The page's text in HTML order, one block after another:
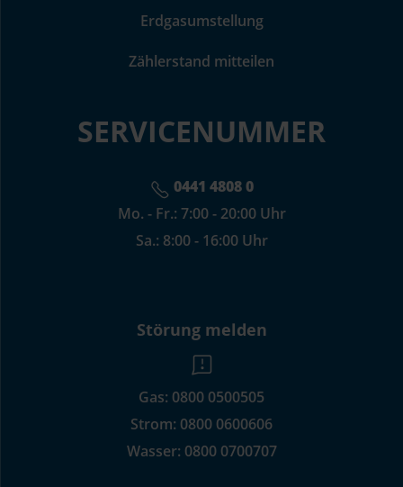
Erdgasumstellung
Zählerstand mitteilen
SERVICENUMMER
0441 4808 0
Mo. - Fr.: 7:00 - 20:00 Uhr
Sa.: 8:00 - 16:00 Uhr
Störung melden
Gas: 0800 0500505
Strom: 0800 0600606
Wasser: 0800 0700707